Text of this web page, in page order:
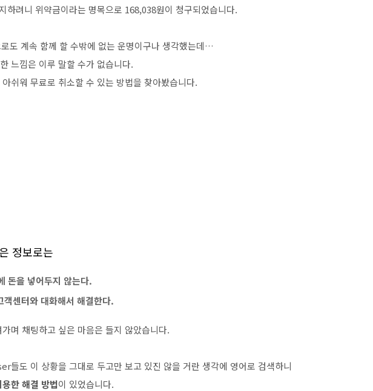
하려니 위약금이라는 명목으로 168,038원이 청구되었습니다.
도 계속 함께 할 수밖에 없는 운명이구나 생각했는데…
느낌은 이루 말할 수가 없습니다.
쉬워 무료로 취소할 수 있는 방법을 찾아봤습니다.
정보로는
돈을 넣어두지 않는다.
센터와 대화해서 해결한다.
며 채팅하고 싶은 마음은 들지 않았습니다.
들도 이 상황을 그대로 두고만 보고 있진 않을 거란 생각에 영어로 검색하니
한 해결 방법이 있었습니다.